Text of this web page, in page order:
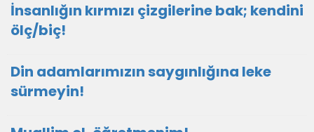
İnsanlığın kırmızı çizgilerine bak; kendini
ölç/biç!
Din adamlarımızın saygınlığına leke
sürmeyin!